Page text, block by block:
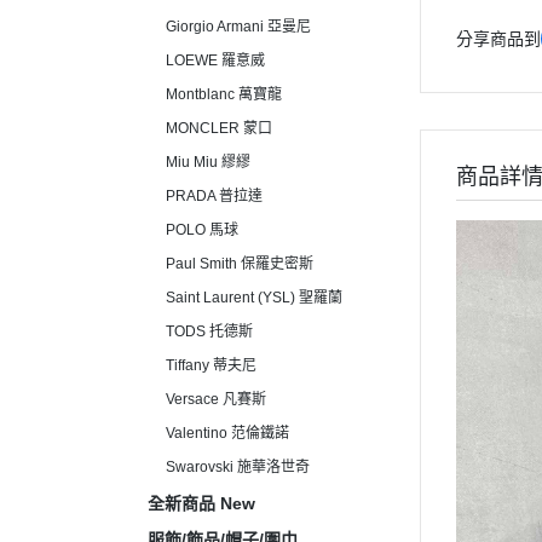
Giorgio Armani 亞曼尼
LOEWE 羅意威
Montblanc 萬寶龍
MONCLER 蒙口
Miu Miu 繆繆
PRADA 普拉達
POLO 馬球
Paul Smith 保羅史密斯
Saint Laurent (YSL) 聖羅蘭
TODS 托德斯
Tiffany 蒂夫尼
Versace 凡賽斯
Valentino 范倫鐵諾
Swarovski 施華洛世奇
全新商品 New
分享商品到
商品詳情